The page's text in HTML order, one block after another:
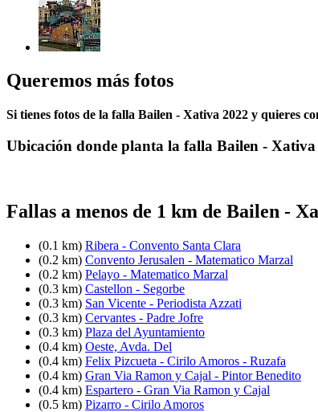
Queremos más fotos
Si tienes fotos de la falla Bailen - Xativa 2022 y quieres
Ubicación donde planta la falla Bailen - Xativa
Fallas a menos de 1 km de Bailen -
(0.1 km) Ribera - Convento Santa Clara
(0.2 km) Convento Jerusalen - Matematico Marzal
(0.2 km) Pelayo - Matematico Marzal
(0.3 km) Castellon - Segorbe
(0.3 km) San Vicente - Periodista Azzati
(0.3 km) Cervantes - Padre Jofre
(0.3 km) Plaza del Ayuntamiento
(0.4 km) Oeste, Avda. Del
(0.4 km) Felix Pizcueta - Cirilo Amoros - Ruzafa
(0.4 km) Gran Via Ramon y Cajal - Pintor Benedito
(0.4 km) Espartero - Gran Via Ramon y Cajal
(0.5 km) Pizarro - Cirilo Amoros